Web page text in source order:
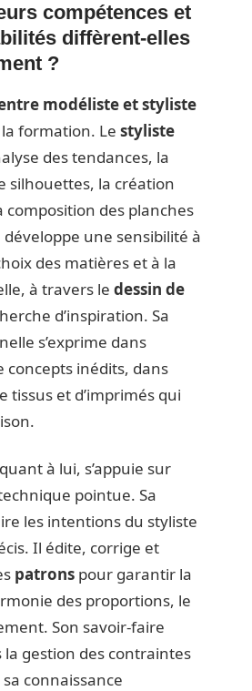
compétences et
diffèrent-elles
?
modéliste et styliste
formation. Le styliste
des tendances, la
silhouettes, la création
composition des planches
une sensibilité à
des matières et à la
à travers le dessin de
d’inspiration. Sa
s’exprime dans
concepts inédits, dans
tissus et d’imprimés qui
à lui, s’appuie sur
pointue. Sa
les intentions du styliste
Il édite, corrige et
patrons pour garantir la
des proportions, le
Son savoir-faire
la gestion des contraintes
connaissance